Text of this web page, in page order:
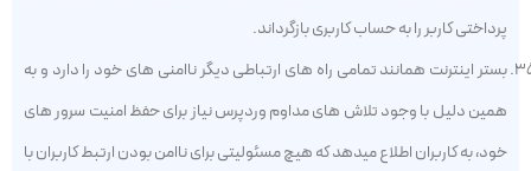
پرداختی کاربر را به حساب کاربری بازگرداند.
بستر اینترنت همانند تمامی راه های ارتباطی دیگر ناامنی های خود را دارد و به
همین دلیل با وجود تلاش های مداوم وردپرس نیاز برای حفظ امنیت سرور های
خود، به کاربران اطلاع میدهد که هیچ مسئولیتی برای ناامن بودن ارتبط کاربران با